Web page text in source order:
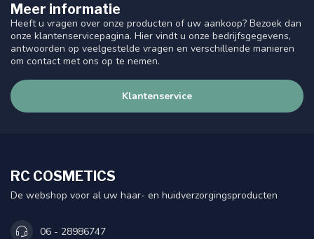
Meer informatie
Heeft u vragen over onze producten of uw aankoop? Bezoek dan
onze klantenservicepagina. Hier vindt u onze bedrijfsgegevens,
antwoorden op veelgestelde vragen en verschillende manieren
om contact met ons op te nemen.
Klantenservice
RC COSMETICS
De webshop voor al uw haar- en huidverzorgingsproducten
06 - 28986747